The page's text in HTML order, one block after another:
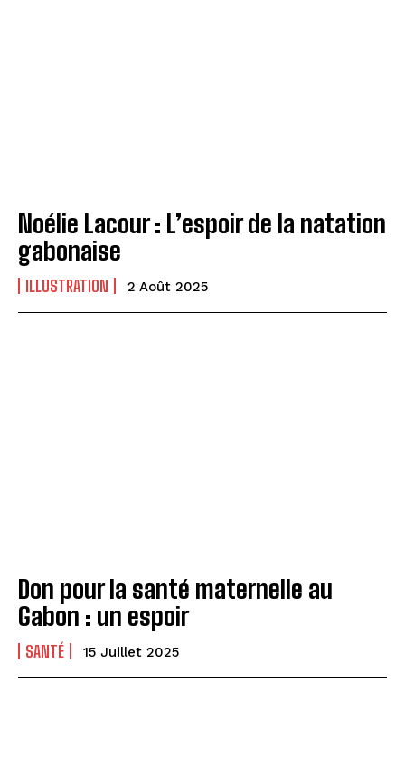
Noélie Lacour : L’espoir de la natation
gabonaise
ILLUSTRATION 2 Août 2025
Don pour la santé maternelle au
Gabon : un espoir
SANTÉ 15 Juillet 2025